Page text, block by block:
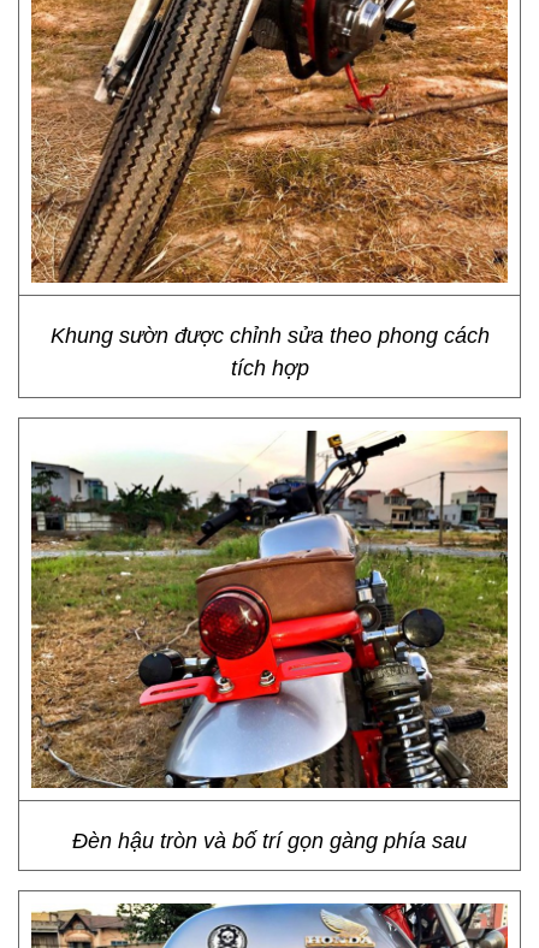
Khung sườn được chỉnh sửa theo phong cách
tích hợp
Đèn hậu tròn và bố trí gọn gàng phía sau